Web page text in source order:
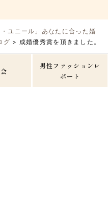
ユニール」あなたに合った婚
グ > 成婚優秀賞を頂きました。
男性ファッションレ
ポート